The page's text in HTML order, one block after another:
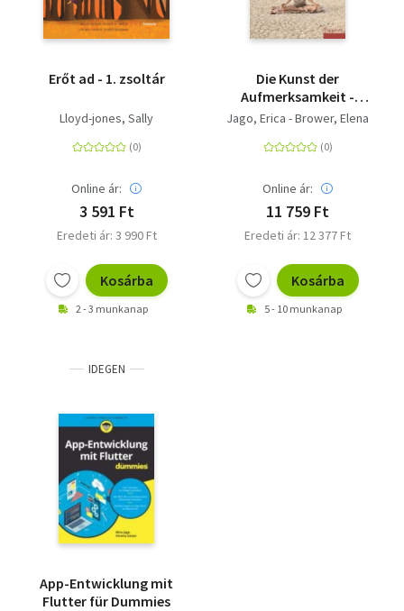
Erőt ad - 1. zsoltár
Lloyd-jones, Sally
Online ár:
3 591 Ft
Eredeti ár: 3 990 Ft
Kosárba
2 - 3 munkanap
Die Kunst der
Aufmerksamkeit -
Yogapraxisbuch
Jago, Erica - Brower, Elena
Online ár:
11 759 Ft
Eredeti ár: 12 377 Ft
Kosárba
5 - 10 munkanap
IDEGEN
App-Entwicklung mit
Flutter für Dummies